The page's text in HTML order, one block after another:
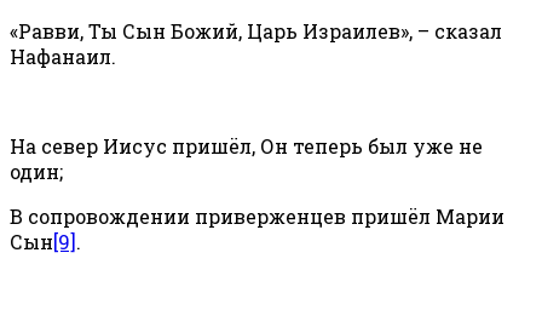
«Равви, Ты Сын Божий, Царь Израилев», – сказал
Нафанаил.
На север Иисус пришёл, Он теперь был уже не
один;
В сопровождении приверженцев пришёл Марии
Сын[9].